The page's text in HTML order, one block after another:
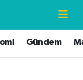
Gündem